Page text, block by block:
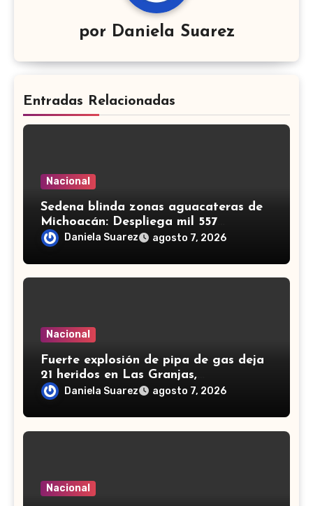
por Daniela Suarez
Entradas Relacionadas
Nacional
Sedena blinda zonas aguacateras de
Michoacán: Despliega mil 557
efectivos de Guardia Nacional y
Daniela Suarez agosto 7, 2026
Nacional
Fuerte explosión de pipa de gas deja
21 heridos en Las Granjas,
Cuernavaca; dos son menores
Daniela Suarez agosto 7, 2026
Nacional